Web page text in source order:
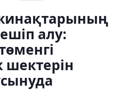
алу:
шектерін